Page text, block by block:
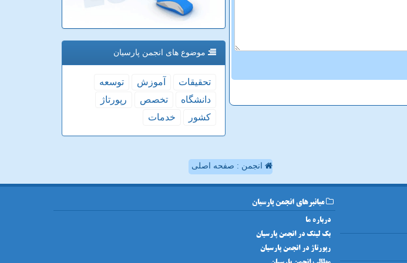
موضوع های انجمن پارسیان
تحقیقات آموزش
توسعه
دانشگاه
تخصص
رپورتاژ
كشور
خدمات
انجمن : صفحه اصلی
میانبرهای انجمن پارسیان
درباره ما
بک لینک در انجمن پارسیان
رپورتاژ در انجمن پارسیان